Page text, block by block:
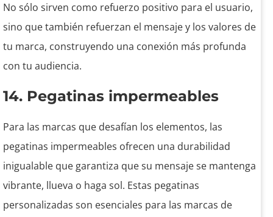
No sólo sirven como refuerzo positivo para el usuario,
sino que también refuerzan el mensaje y los valores de
tu marca, construyendo una conexión más profunda
con tu audiencia.
14. Pegatinas impermeables
Para las marcas que desafían los elementos, las
pegatinas impermeables ofrecen una durabilidad
inigualable que garantiza que su mensaje se mantenga
vibrante, llueva o haga sol. Estas pegatinas
personalizadas son esenciales para las marcas de